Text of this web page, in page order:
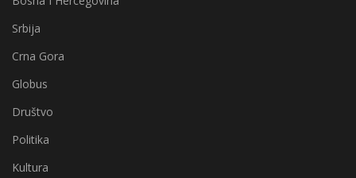
Srbija
Crna Gora
Globus
Društvo
Politika
Kultura